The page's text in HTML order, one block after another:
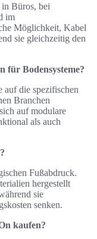
Büros, bei
im
Möglichkeit, Kabel
sie gleichzeitig den
für Bodensysteme?
auf die spezifischen
Branchen
auf modulare
als auch
Fußabdruck.
hergestellt
sie
senken.
kaufen?